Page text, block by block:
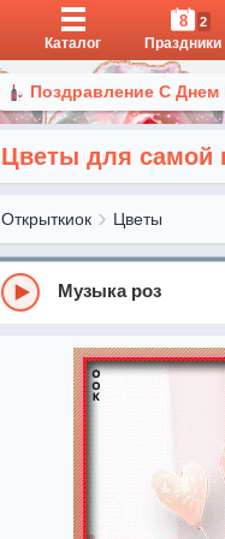
Каталог
8 2
Праздники
Поздравление С
Цветы для самой
Открыткиок Цветы
Музыка роз